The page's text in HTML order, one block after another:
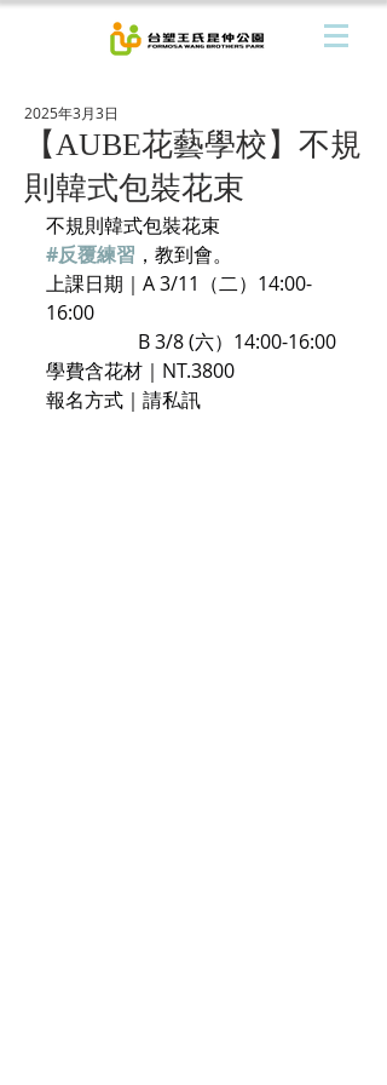
【AUBE花藝學校】不規
則韓式包裝花束
2025年3月3日
不規則韓式包裝花束
#反覆練習 ，教到會。
上課日期｜A 3/11（二）14:00-
16:00
B 3/8 (六）14:00-16:00
學費含花材｜NT.3800
報名方式｜請私訊